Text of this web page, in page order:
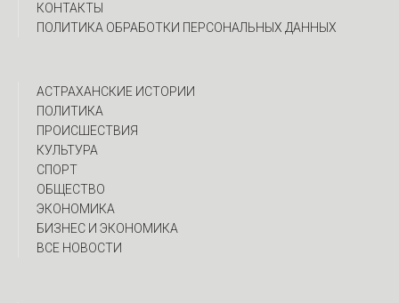
КОНТАКТЫ
ПОЛИТИКА ОБРАБОТКИ ПЕРСОНАЛЬНЫХ ДАННЫХ
АСТРАХАНСКИЕ ИСТОРИИ
ПОЛИТИКА
ПРОИСШЕСТВИЯ
КУЛЬТУРА
СПОРТ
ОБЩЕСТВО
ЭКОНОМИКА
БИЗНЕС И ЭКОНОМИКА
ВСЕ НОВОСТИ